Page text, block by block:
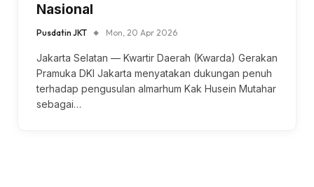
Nasional
Pusdatin JKT Mon, 20 Apr 2026
Jakarta Selatan — Kwartir Daerah (Kwarda) Gerakan
Pramuka DKI Jakarta menyatakan dukungan penuh
terhadap pengusulan almarhum Kak Husein Mutahar
sebagai…